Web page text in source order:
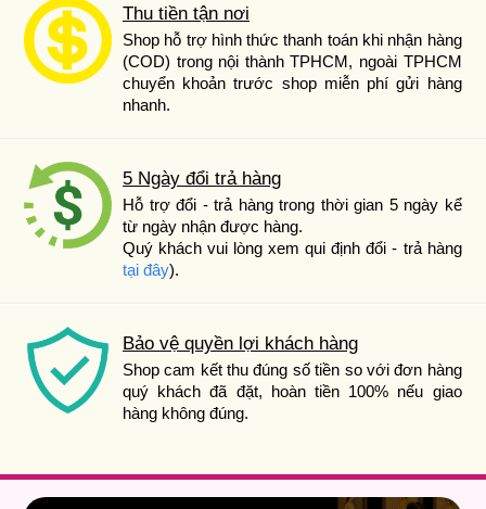
Thu tiền tận nơi
Shop hỗ trợ hình thức thanh toán khi nhận hàng
(COD) trong nội thành TPHCM, ngoài TPHCM
chuyển khoản trước shop miễn phí gửi hàng
nhanh.
5 Ngày đổi trả hàng
Hỗ trợ đổi - trả hàng trong thời gian 5 ngày kể
từ ngày nhận được hàng.
Quý khách vui lòng xem qui định đổi - trả hàng
tại đây).
Bảo vệ quyền lợi khách hàng
Shop cam kết thu đúng số tiền so với đơn hàng
quý khách đã đặt, hoàn tiền 100% nếu giao
hàng không đúng.